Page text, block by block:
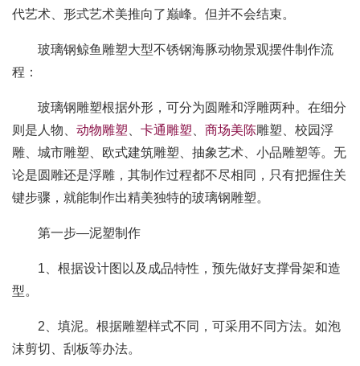
代艺术、形式艺术美推向了巅峰。但并不会结束。
玻璃钢鲸鱼雕塑大型不锈钢海豚动物景观摆件制作流
程：
玻璃钢雕塑根据外形，可分为圆雕和浮雕两种。在细分
则是人物、 动物雕塑 卡通雕塑 商场美陈雕塑、校园浮
雕、城市雕塑、欧式建筑雕塑、抽象艺术、小品雕塑等。无
论是圆雕还是浮雕，其制作过程都不尽相同，只有把握住关
键步骤，就能制作出精美独特的玻璃钢雕塑。
第一步—泥塑制作
1、根据设计图以及成品特性，预先做好支撑骨架和造
型。
2、填泥。根据雕塑样式不同，可采用不同方法。如泡
沫剪切、刮板等办法。